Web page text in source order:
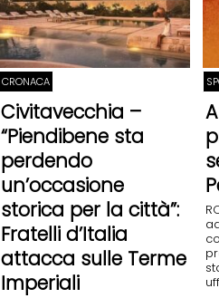
CRONACA
Civitavecchia –
“Piendibene sta
perdendo
un’occasione
storica per la città”:
Fratelli d’Italia
attacca sulle Terme
Imperiali